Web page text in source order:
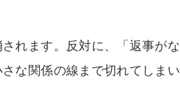
れます。反対に、「返事がな
な関係の線まで切れてしまい